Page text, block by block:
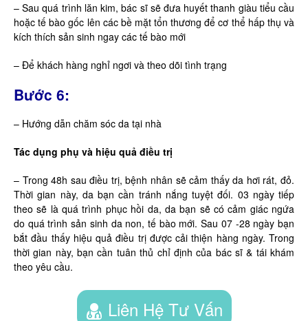
– Sau quá trình lăn kim, bác sĩ sẽ đưa huyết thanh giàu tiểu cầu
hoặc tế bào gốc lên các bề mặt tổn thương để cơ thể hấp thụ và
kích thích sản sinh ngay các tế bào mới
– Để khách hàng nghỉ ngơi và theo dõi tình trạng
Bước 6:
– Hướng dẫn chăm sóc da tại nhà
Tác dụng phụ và hiệu quả điều trị
– Trong 48h sau điều trị, bệnh nhân sẽ cảm thấy da hơi rát, đỏ.
Thời gian này, da bạn cần tránh nắng tuyệt đối. 03 ngày tiếp
theo sẽ là quá trình phục hồi da, da bạn sẽ có cảm giác ngứa
do quá trình sản sinh da non, tế bào mới. Sau 07 -28 ngày bạn
bắt đầu thấy hiệu quả điều trị được cải thiện hàng ngày. Trong
thời gian này, bạn cần tuân thủ chỉ định của bác sĩ & tái khám
theo yêu cầu.
Liên Hệ Tư Vấn